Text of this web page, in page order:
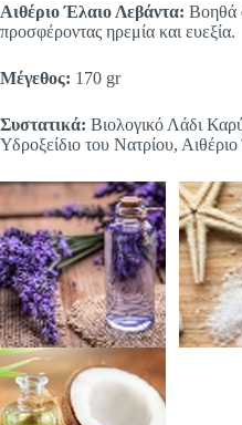
Αιθέριο Έλαιο Λεβάντα: Βοηθά
προσφέροντας ηρεμία και ευεξία.
Μέγεθος: 170 gr
Συστατικά: Βιολογικό Λάδι
Υδροξείδιο του Νατρίου,